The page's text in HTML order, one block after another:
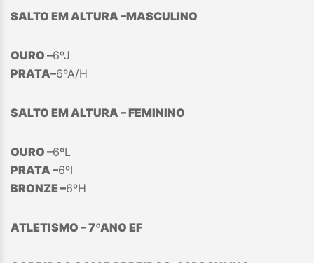
SALTO EM ALTURA –MASCULINO
OURO –6ºJ
PRATA–6ºA/H
SALTO EM ALTURA – FEMININO
OURO –6ºL
PRATA –6ºI
BRONZE –6ºH
ATLETISMO – 7ºANO EF